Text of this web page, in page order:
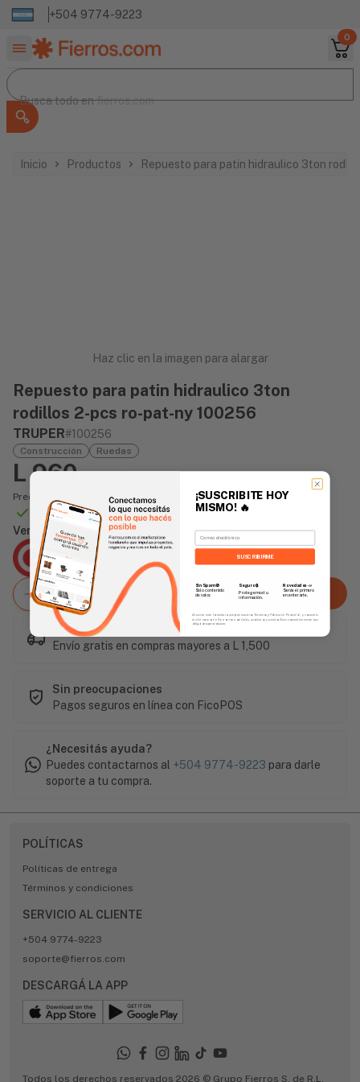
+504 9774-9223
0
Buscar productos
Busca todo en
Busca todo enfierros.com
Inicio Productos Repuesto para patin hidraulico 3ton
Haz clic en la imagen para alargar
Repuesto para patin hidraulico 3ton
rodillos 2-pcs ro-pat-ny 100256
TRUPER#100256
Construcción Ruedas
L 960
Precio incluye impuesto sobre ventas
Disponible Online
Vendido Por:
Agencia Global
2 días - Tiempo de Entrega Promedio
Agregar al carrito
Este artículo es popular
Envío gratis en compras mayores a L 1,500
Sin preocupaciones
Pagos seguros en línea con FicoPOS
¿Necesitás ayuda?
Puedes contactarnos al +504 9774-9223 para darle
soporte a tu compra.
POLÍTICAS
Políticas de entrega
Términos y condiciones
SERVICIO AL CLIENTE
+504 9774-9223
soporte@fierros.com
DESCARGÁ LA APP
Todos los derechos reservados 2026 © Grupo Fierros S. de R.L.
¡SUSCRIBITE HOY
MISMO! 🔥
Email
SUSCRIBIRME
Sin Spam 🚫
Solo contenido
de valor.
Seguro 🔒
Protegemos tu
información.
Novedades📣
Serás el primero
en enterarte.
Al enviar este formulario, aceptás nuestros Términos y Política de Privacidad, y consentís
recibir correos de Fierros con novedades, productos y eventos. Este consentimiento no es
obligatorio para comprar.